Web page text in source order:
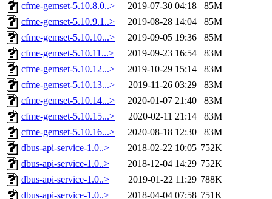
cfme-gemset-5.10.8.0..>
2019-07-30 04:18
85M
cfme-gemset-5.10.9.1..>
2019-08-28 14:04
85M
cfme-gemset-5.10.10...>
2019-09-05 19:36
85M
cfme-gemset-5.10.11...>
2019-09-23 16:54
83M
cfme-gemset-5.10.12...>
2019-10-29 15:14
83M
cfme-gemset-5.10.13...>
2019-11-26 03:29
83M
cfme-gemset-5.10.14...>
2020-01-07 21:40
83M
cfme-gemset-5.10.15...>
2020-02-11 21:14
83M
cfme-gemset-5.10.16...>
2020-08-18 12:30
83M
dbus-api-service-1.0..>
2018-02-22 10:05 752K
dbus-api-service-1.0..>
2018-12-04 14:29 752K
dbus-api-service-1.0..>
2019-01-22 11:29 788K
dbus-api-service-1.0..>
2018-04-04 07:58 751K